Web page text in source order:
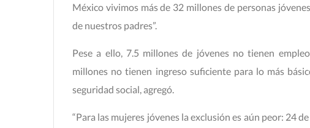
México vivimos más de 32 millones de personas
de nuestros padres”.
Pese a ello, 7.5 millones de jóvenes no tienen
millones no tienen ingreso suficiente para lo más
seguridad social, agregó.
“Para las mujeres jóvenes la exclusión es aún peor: 24